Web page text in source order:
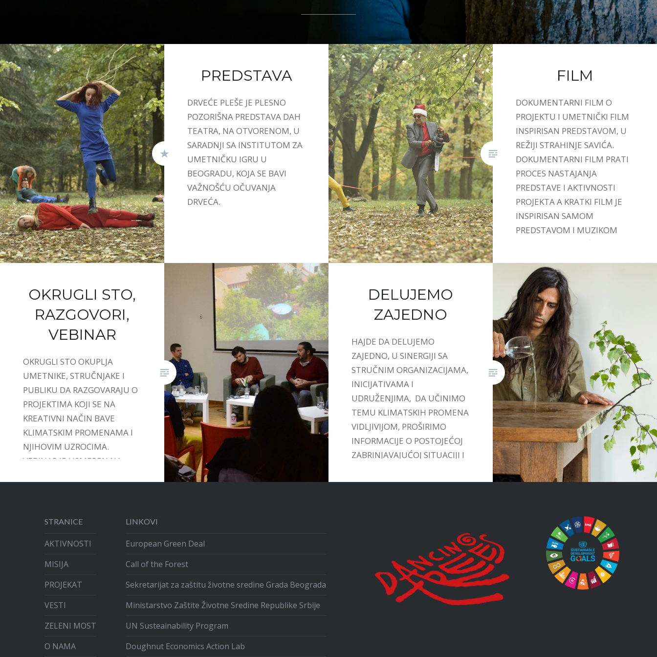
PREDSTAVA
DRVEĆE PLEŠE JE PLESNO
POZORIŠNA PREDSTAVA DAH
TEATRA, NA OTVORENOM, U
SARADNJI SA INSTITUTOM ZA
UMETNIČKU IGRU U
BEOGRADU, KOJA SE BAVI
VAŽNOŠĆU OČUVANJA
DRVEĆA.
FILM
DOKUMENTARNI FILM O
PROJEKTU I UMETNIČKI FILM
INSPIRISAN PREDSTAVOM, U
REŽIJI STRAHINJE SAVIĆA.
DOKUMENTARNI FILM PRATI
PROCES NASTAJANJA
PREDSTAVE I AKTIVNOSTI
PROJEKTA A KRATKI FILM JE
INSPIRISAN SAMOM
PREDSTAVOM I MUZIKOM
OKRUGLI STO,
RAZGOVORI,
VEBINAR
OKRUGLI STO OKUPLJA
UMETNIKE, STRUČNJAKE I
PUBLIKU DA RAZGOVARAJU O
PROJEKTIMA KOJI SE NA
KREATIVNI NAČIN BAVE
KLIMATSKIM PROMENAMA I
NJIHOVIM UZROCIMA.
VEBINAR JE USMEREN NA
INICIJATIVA.
DELUJEMO
ZAJEDNO
HAJDE DA DELUJEMO
ZAJEDNO, U SINERGIJI SA
STRUČNIM ORGANIZACIJAMA,
INICIJATIVAMA I
UDRUŽENJIMA, DA UČINIMO
TEMU KLIMATSKIH PROMENA
VIDLJIVIJOM, PROŠIRIMO
INFORMACIJE O POSTOJEĆOJ
ZABRINJAVAJUĆOJ SITUACIJI I
POSTOJEĆIM INICIJATIVAMA
STRANICE
AKTIVNOSTI
MISIJA
PROJEKAT
VESTI
ZELENI MOST
O NAMA
LINKOVI
European Green Deal
Call of the Forest
Sekretarijat za zaštitu životne sredine Grada Beograda
Ministarstvo Zaštite Životne Sredine Republike Srbije
UN Susteainability Program
Doughnut Economics Action Lab